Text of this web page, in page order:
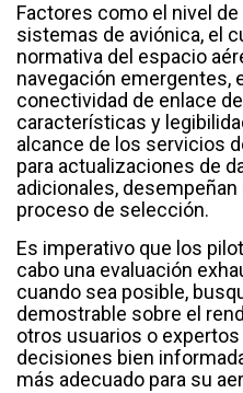
Factores como el nivel
sistemas de aviónica, el
normativa del espacio
navegación emergentes,
conectividad de enlace
características y
alcance de los servicios
para actualizaciones de
adicionales, desempeñan
proceso de selección.
Es imperativo que los
cabo una evaluación
cuando sea posible,
demostrable sobre el
otros usuarios o
decisiones bien
más adecuado para su